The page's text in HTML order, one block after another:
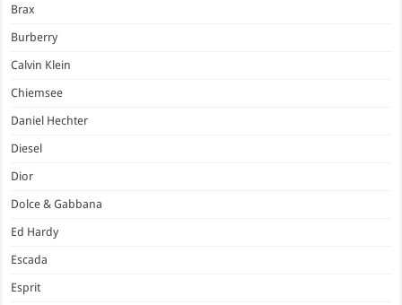
Brax
Burberry
Calvin Klein
Chiemsee
Daniel Hechter
Diesel
Dior
Dolce & Gabbana
Ed Hardy
Escada
Esprit